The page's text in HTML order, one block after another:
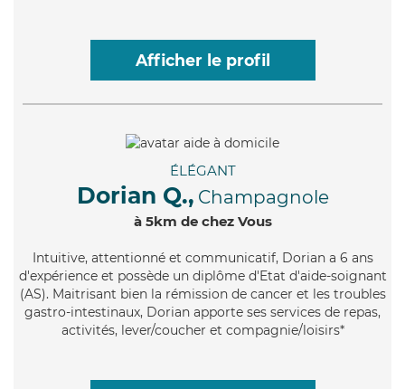
Afficher le profil
ÉLÉGANT
Dorian Q., Champagnole
à 5km de chez Vous
Intuitive, attentionné et communicatif, Dorian a 6 ans
d'expérience et possède un diplôme d'Etat d'aide-soignant
(AS). Maitrisant bien la rémission de cancer et les troubles
gastro-intestinaux, Dorian apporte ses services de repas,
activités, lever/coucher et compagnie/loisirs*